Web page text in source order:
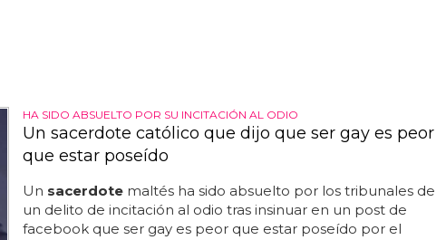
HA SIDO ABSUELTO POR SU INCITACIÓN AL ODIO
Un sacerdote católico que dijo que ser gay es peor
que estar poseído
Un sacerdotemaltés ha sido absuelto por los tribunales de
un delito de incitación al odio tras insinuar en un post de
facebook que ser gay es peor que estar poseído por el